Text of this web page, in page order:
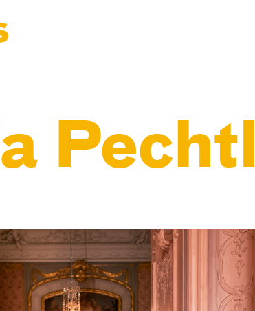
Pechtl